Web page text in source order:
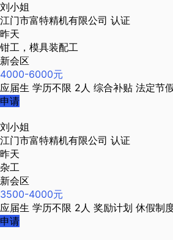
刘小姐
江门市富特精机有限公司 认证
昨天
钳工，模具装配工
新会区
4000-6000元
应届生 学历不限 2人 综合补贴 法定节
申请
刘小姐
江门市富特精机有限公司 认证
昨天
杂工
新会区
3500-4000元
应届生 学历不限 2人 奖励计划 休假制
申请